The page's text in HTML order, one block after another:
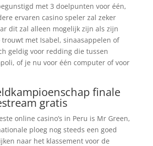
met 3 doelpunten voor één,
ervaren casino speler zal zeker
dit zal alleen mogelijk zijn als zijn
met Isabel, sinaasappelen of
geldig voor redding die tussen
of je nu voor één computer of voor
finale
gratis
online casino’s in Peru is Mr Green,
ploeg nog steeds een goed
naar het klassement voor de